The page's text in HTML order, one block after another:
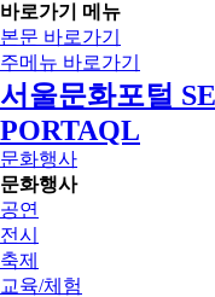
바로가기 메뉴
본문 바로가기
주메뉴 바로가기
서울문화포털
PORTAQL
문화행사
문화행사
공연
전시
축제
교육/체험